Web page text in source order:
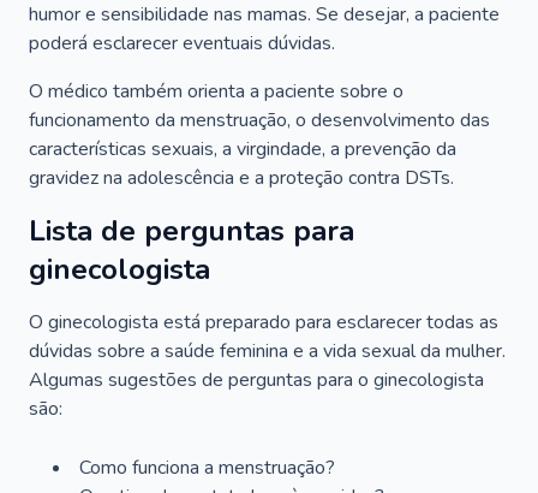
humor e sensibilidade nas mamas. Se desejar, a paciente
poderá esclarecer eventuais dúvidas.
O médico também orienta a paciente sobre o
funcionamento da menstruação, o desenvolvimento das
características sexuais, a virgindade, a prevenção da
gravidez na adolescência e a proteção contra DSTs.
Lista de perguntas para
ginecologista
O ginecologista está preparado para esclarecer todas as
dúvidas sobre a saúde feminina e a vida sexual da mulher.
Algumas sugestões de perguntas para o ginecologista
são:
Como funciona a menstruação?